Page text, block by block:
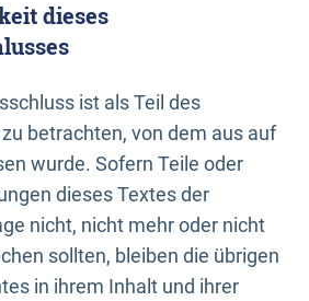
dieses
ist als Teil des
betrachten, von dem aus auf
wurde. Sofern Teile oder
dieses Textes der
nicht, nicht mehr oder nicht
sollten, bleiben die übrigen
in ihrem Inhalt und ihrer